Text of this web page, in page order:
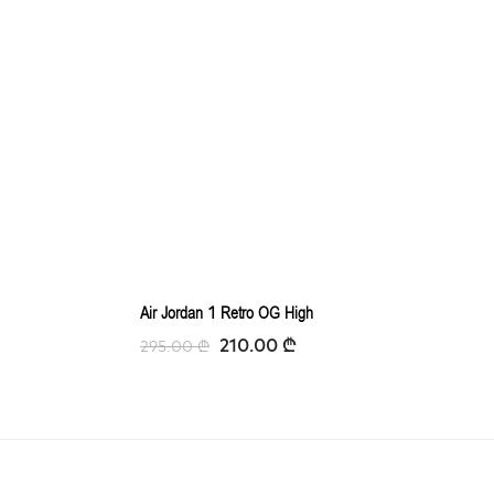
Air Jordan 1 Retro OG High
295.00₾ 210.00 ₾